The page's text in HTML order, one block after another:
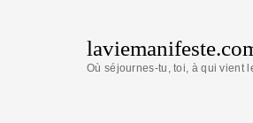
Où séjournes-tu, toi, à qui vient